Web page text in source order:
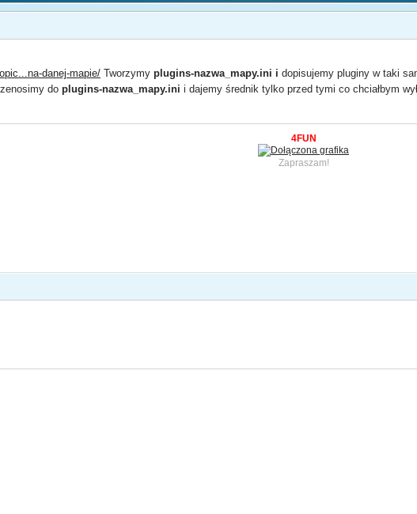
danej-mapie/ Tworzymyplugins-nazwa_mapy.ini idopisujemy pluginy w taki
doplugins-nazwa_mapy.inii dajemy średnik tylko przed tymi co chciałbym
4FUN
Zapraszam!